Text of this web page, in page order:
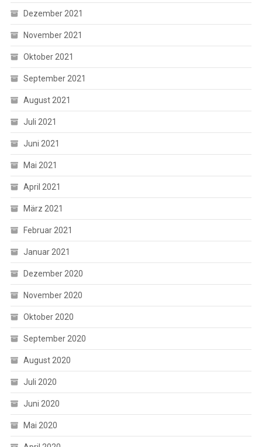
Dezember 2021
November 2021
Oktober 2021
September 2021
August 2021
Juli 2021
Juni 2021
Mai 2021
April 2021
März 2021
Februar 2021
Januar 2021
Dezember 2020
November 2020
Oktober 2020
September 2020
August 2020
Juli 2020
Juni 2020
Mai 2020